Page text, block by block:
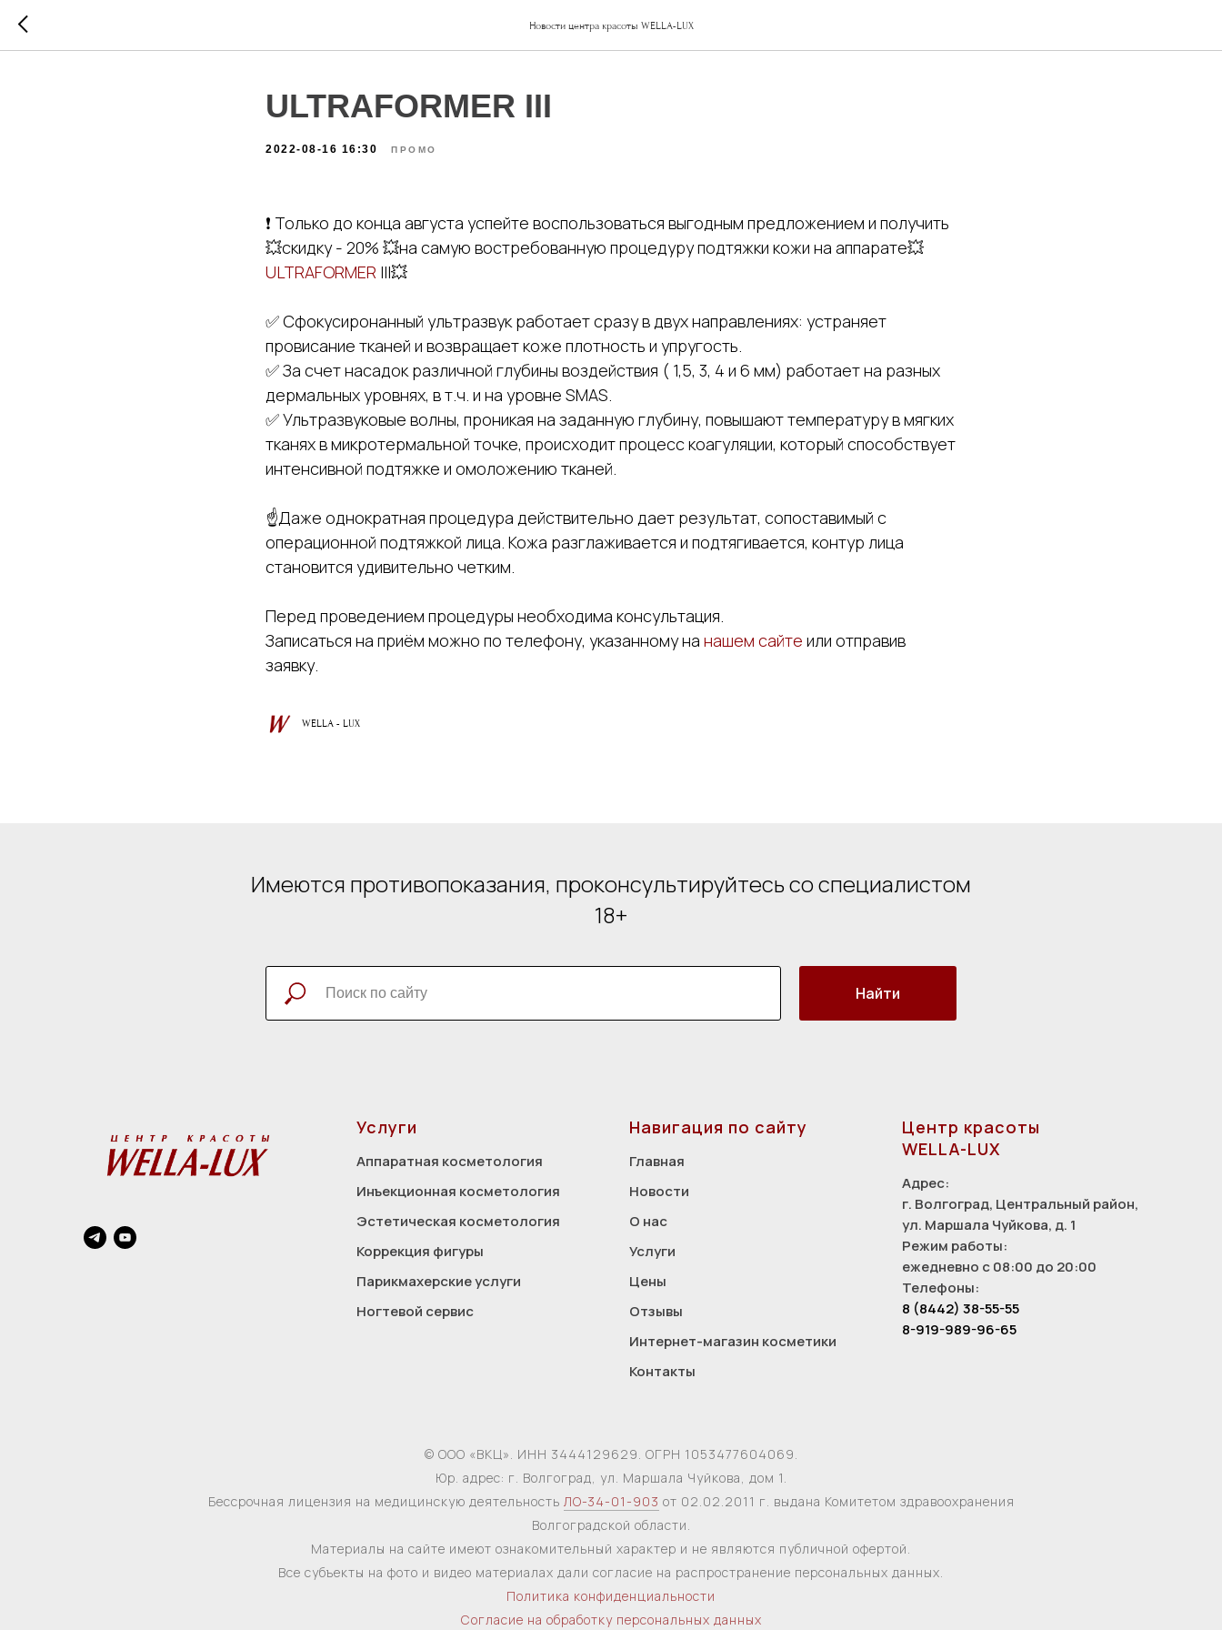
Новости центра красоты WELLA-LUX
ULTRAFORMER III
2022-08-16 16:30 ПРОМО
❗️ Только до конца августа успейте воспользоваться выгодным предложением и получить
💥скидку - 20% 💥на самую востребованную процедуру подтяжки кожи на аппарате💥
ULTRAFORMER III💥
✅ Сфокусиронанный ультразвук работает сразу в двух направлениях: устраняет
провисание тканей и возвращает коже плотность и упругость.
✅ За счет насадок различной глубины воздействия ( 1,5, 3, 4 и 6 мм) работает на разных
дермальных уровнях, в т.ч. и на уровне SMAS.
✅ Ультразвуковые волны, проникая на заданную глубину, повышают температуру в мягких
тканях в микротермальной точке, происходит процесс коагуляции, который способствует
интенсивной подтяжке и омоложению тканей.
☝️Даже однократная процедура действительно дает результат, сопоставимый с
операционной подтяжкой лица. Кожа разглаживается и подтягивается, контур лица
становится удивительно четким.
Перед проведением процедуры необходима консультация.
Записаться на приём можно по телефону, указанному на нашем сайте или отправив
заявку.
WELLA - LUX
Имеются противопоказания, проконсультируйтесь со специалистом
18+
Найти
Услуги
Аппаратная косметология
Инъекционная косметология
Эстетическая косметология
Коррекция фигуры
Парикмахерские услуги
Ногтевой сервис
Навигация по сайту
Главная
Новости
О нас
Услуги
Цены
Отзывы
Интернет-магазин косметики
Контакты
Центр красоты
WELLA-LUX
Адрес:
г. Волгоград, Центральный район,
ул. Маршала Чуйкова, д. 1
Режим работы:
ежедневно с 08:00 до 20:00
Телефоны:
8 (8442) 38-55-55
8-919-989-96-65
© ООО «ВКЦ». ИНН 3444129629. ОГРН 1053477604069.
Юр. адрес: г. Волгоград, ул. Маршала Чуйкова, дом 1.
Бессрочная лицензия на медицинскую деятельность ЛО-34-01-903 от 02.02.2011 г. выдана Комитетом здравоохранения
Волгоградской области.
Материалы на сайте имеют ознакомительный характер и не являются публичной офертой.
Все субъекты на фото и видео материалах дали согласие на распространение персональных данных.
Политика конфиденциальности
Согласие на обработку персональных данных